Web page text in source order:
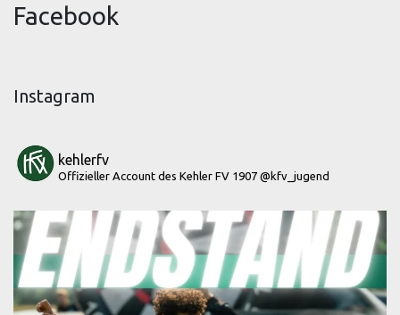
Facebook
Instagram
kehlerfv
Offizieller Account des Kehler FV 1907 @kfv_jugend